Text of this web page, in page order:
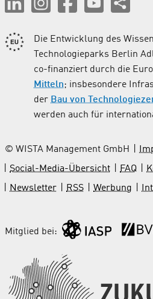
Die Entwicklung des
Technologieparks Berlin
co-finanziert durch die
Mitteln; insbesondere
der Bau von
werden auch für
© WISTA Management GmbH
Social-Media-Übersicht
FAQ
Newsletter
RSS Werbung
Mitglied bei: